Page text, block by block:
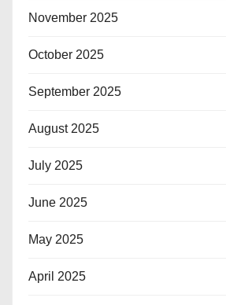
November 2025
October 2025
September 2025
August 2025
July 2025
June 2025
May 2025
April 2025